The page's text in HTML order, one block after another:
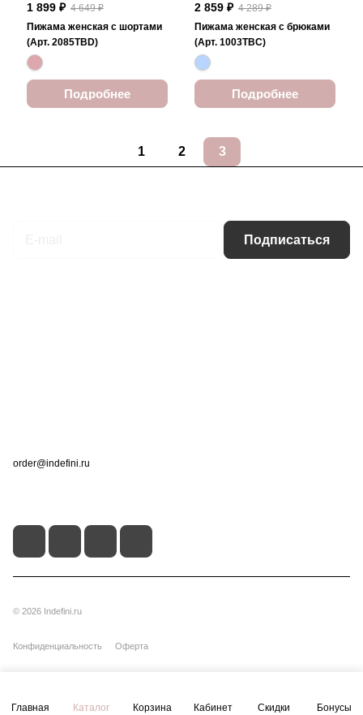
1 899 ₽ 4 649 ₽
Пижама женская с шортами
(Арт. 2085TBD)
Подробнее
2 859 ₽ 4 289 ₽
Пижама женская с брюками
(Арт. 1003TBC)
Подробнее
1 2 3
Подписаться
order@indefini.ru
© 2026 Indefini.ru
Конфиденциальность Оферта
Главная Каталог Корзина Кабинет Скидки Бонусы